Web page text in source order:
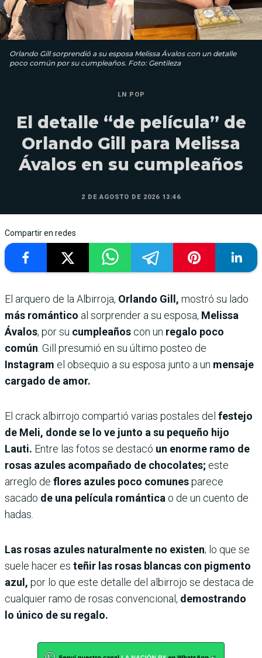
Orlando Gill sorprendió a su esposa Melissa Ávalos con un detalle
poco común por su cumpleaños. Foto: Gentileza
LN POP
El detalle “de película” de
Orlando Gill para Melissa
Ávalos en su cumpleaños
2 DE AGOSTO DE 2026 13:46
Compartir en redes
El arquero de la Albirroja, Orlando Gill, mostró su lado
más romántico al sorprender a su esposa, Melissa
Ávalos, por su cumpleaños con un regalo poco
común . Gill presumió en su último posteo de
Instagram el obsequio a su esposa junto a un mensaje
cargado de amor.
El crack albirrojo compartió varias postales del festejo
de Meli, donde se lo ve junto a su pequeño hijo
Lauti. Entre las fotos se destacó un enorme ramo de
rosas azules acompañado de chocolates; este
arreglo de flores azules poco comunesparece
sacado de una película romántica o de un cuento de
hadas.
Las rosas azules naturalmente no existen; lo que se
suele hacer es teñir las rosas blancas con pigmento
azul, por lo que este detalle del albirrojo se destaca de
cualquier ramo de rosas convencional, demostrando
lo único de su regalo.